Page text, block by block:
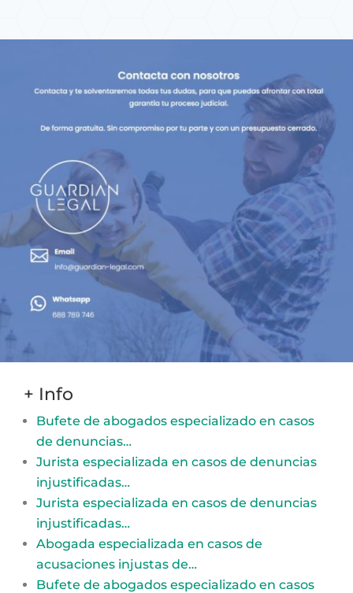
+ Info
Bufete de abogados especializado en casos
de denuncias…
Jurista especializada en casos de denuncias
injustificadas…
Jurista especializada en casos de denuncias
injustificadas…
Abogada especializada en casos de
acusaciones injustas de…
Bufete de abogados especializado en casos